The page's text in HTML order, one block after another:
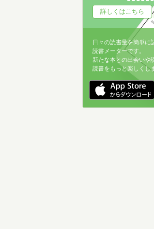
詳しくはこちら
日々の読書量を簡単に
読書メーターです。
新たな本との出会いや
読書をもっと楽しくし